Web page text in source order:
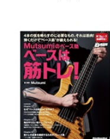
KR'Z NANO DIAMOND
L.R.Baggs La Bella
LAVA MUSIC
Lee Guitars
Live Line
Lizard Spit
LUTHIER
Magna Cart
Manikin Electronic
MASTER8 JAPAN